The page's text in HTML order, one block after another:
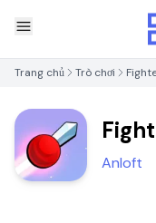
Trang chủ Trò chơi
Anloft